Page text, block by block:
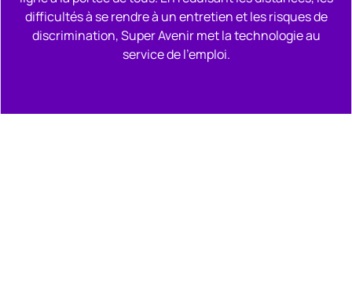
difficultés à se rendre à un entretien et les risques de
discrimination, Super Avenir met la technologie au
service de l'emploi.